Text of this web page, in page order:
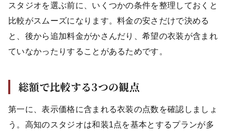
スタジオを選ぶ前に、いくつかの条件を整理しておくと
比較がスムーズになります。料金の安さだけで決める
と、後から追加料金がかさんだり、希望の衣装が含まれ
ていなかったりすることがあるためです。
総額で比較する3つの観点
第一に、表示価格に含まれる衣装の点数を確認しましょ
う。高知のスタジオは和装1点を基本とするプランが多